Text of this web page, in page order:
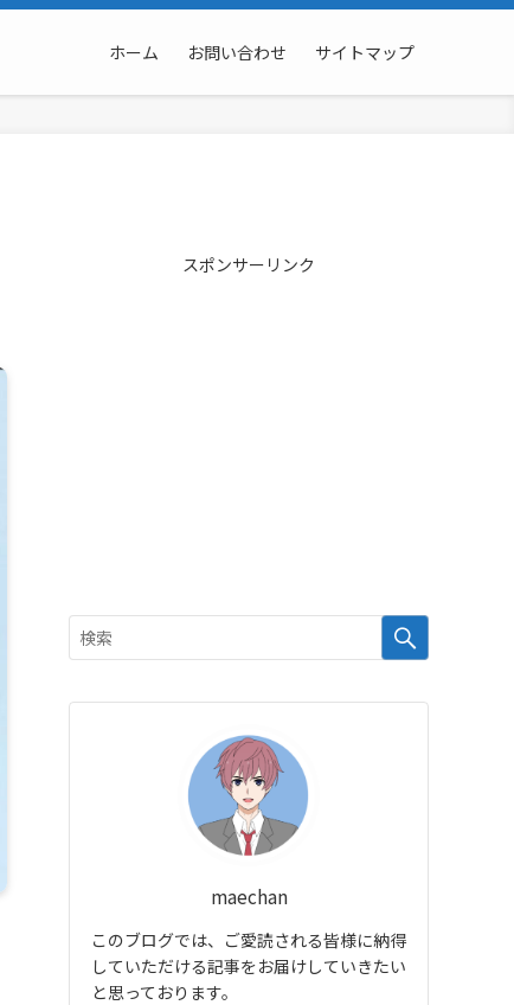
ホーム お問い合わせ サイトマップ
スポンサーリンク
maechan
このブログでは、ご愛読される皆様に納得
していただける記事をお届けしていきたい
と思っております。